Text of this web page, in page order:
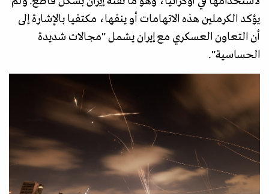
يؤكد الكرملين هذه الاتهامات أو ينفها، مكتفيا بالإشارة إلى
أن التعاون العسكري مع إيران يشمل "مجالات شديدة
الحساسية".